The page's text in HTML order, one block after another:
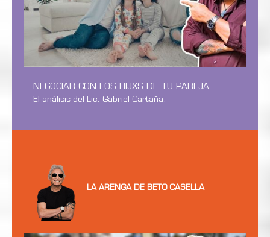
NEGOCIAR CON LOS HIJXS DE TU PAREJA
El análisis del Lic. Gabriel Cartaña.
LA ARENGA DE BETO CASELLA